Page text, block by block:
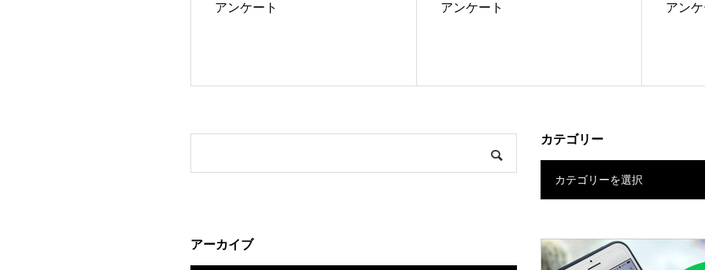
アンケート アンケート アン
カテゴリー
カテゴリーを選択
アーカイブ